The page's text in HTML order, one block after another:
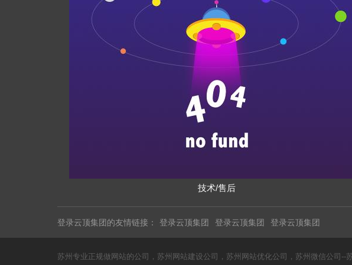
技术/售后
登录云顶集团的友情链接： 登录云顶集团 登录云顶集团 登录云顶集团
苏州专业正规做网站的公司，苏州网站建设公司，苏州网站优化公司，苏州微信公司--